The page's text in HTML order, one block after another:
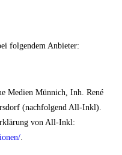
folgendem Anbieter:
Medien Münnich, Inh. René
(nachfolgend All-Inkl).
von All-Inkl: